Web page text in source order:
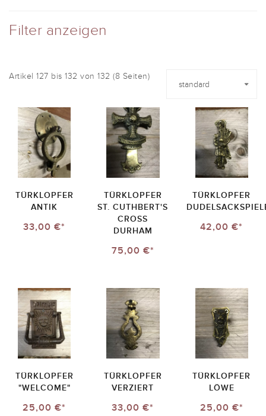
Filter anzeigen
Artikel 127 bis 132 von 132 (8 Seiten)
TÜRKLOPFER
ANTIK
33,00 €*
TÜRKLOPFER
ST. CUTHBERT'S
CROSS
DURHAM
75,00 €*
TÜRKLOPFER
42,00 €*
TÜRKLOPFER
"WELCOME"
25,00 €*
TÜRKLOPFER
VERZIERT
33,00 €*
TÜRKLOPFER
LÖWE
25,00 €*